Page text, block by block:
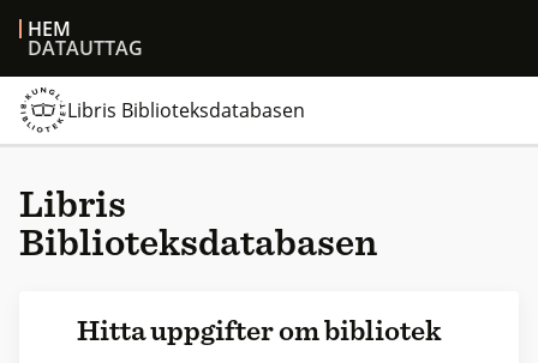
HEM
DATAUTTAG
Libris Biblioteksdatabasen
Libris
Biblioteksdatabasen
Hitta uppgifter om bibliotek